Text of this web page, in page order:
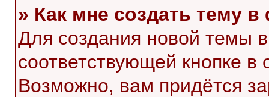
» Как мне создать тему
Для создания новой темы
соответствующей кнопке
Возможно, вам придётся